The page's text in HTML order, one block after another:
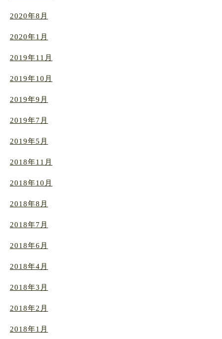
2020年8月
2020年1月
2019年11月
2019年10月
2019年9月
2019年7月
2019年5月
2018年11月
2018年10月
2018年8月
2018年7月
2018年6月
2018年4月
2018年3月
2018年2月
2018年1月